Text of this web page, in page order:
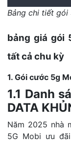
Bảng chi tiết gói
bảng giá gói
tất cả chu kỳ
1. Gói cước 5g
1.1 Danh
DATA
Năm 2025 nhà
5G Mobi ưu đãi